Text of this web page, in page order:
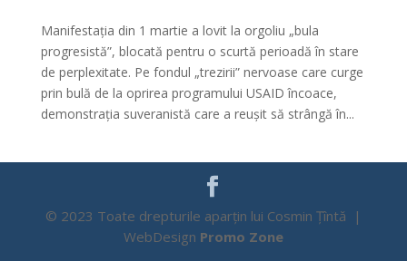
Manifestația din 1 martie a lovit la orgoliu „bula
progresistă”, blocată pentru o scurtă perioadă în stare
de perplexitate. Pe fondul „trezirii” nervoase care curge
prin bulă de la oprirea programului USAID încoace,
demonstrația suveranistă care a reușit să strângă în...
© 2023 Toate drepturile aparțin lui Cosmin Țîntă |
WebDesign Promo Zone